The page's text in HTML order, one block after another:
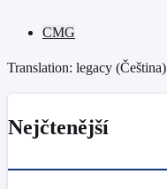
CMG
Translation: legacy (Čeština)
Nejčtenější